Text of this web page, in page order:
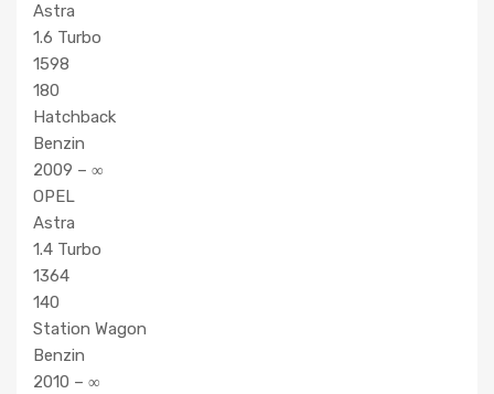
Astra
1.6 Turbo
1598
180
Hatchback
Benzin
2009 – ∞
OPEL
Astra
1.4 Turbo
1364
140
Station Wagon
Benzin
2010 – ∞